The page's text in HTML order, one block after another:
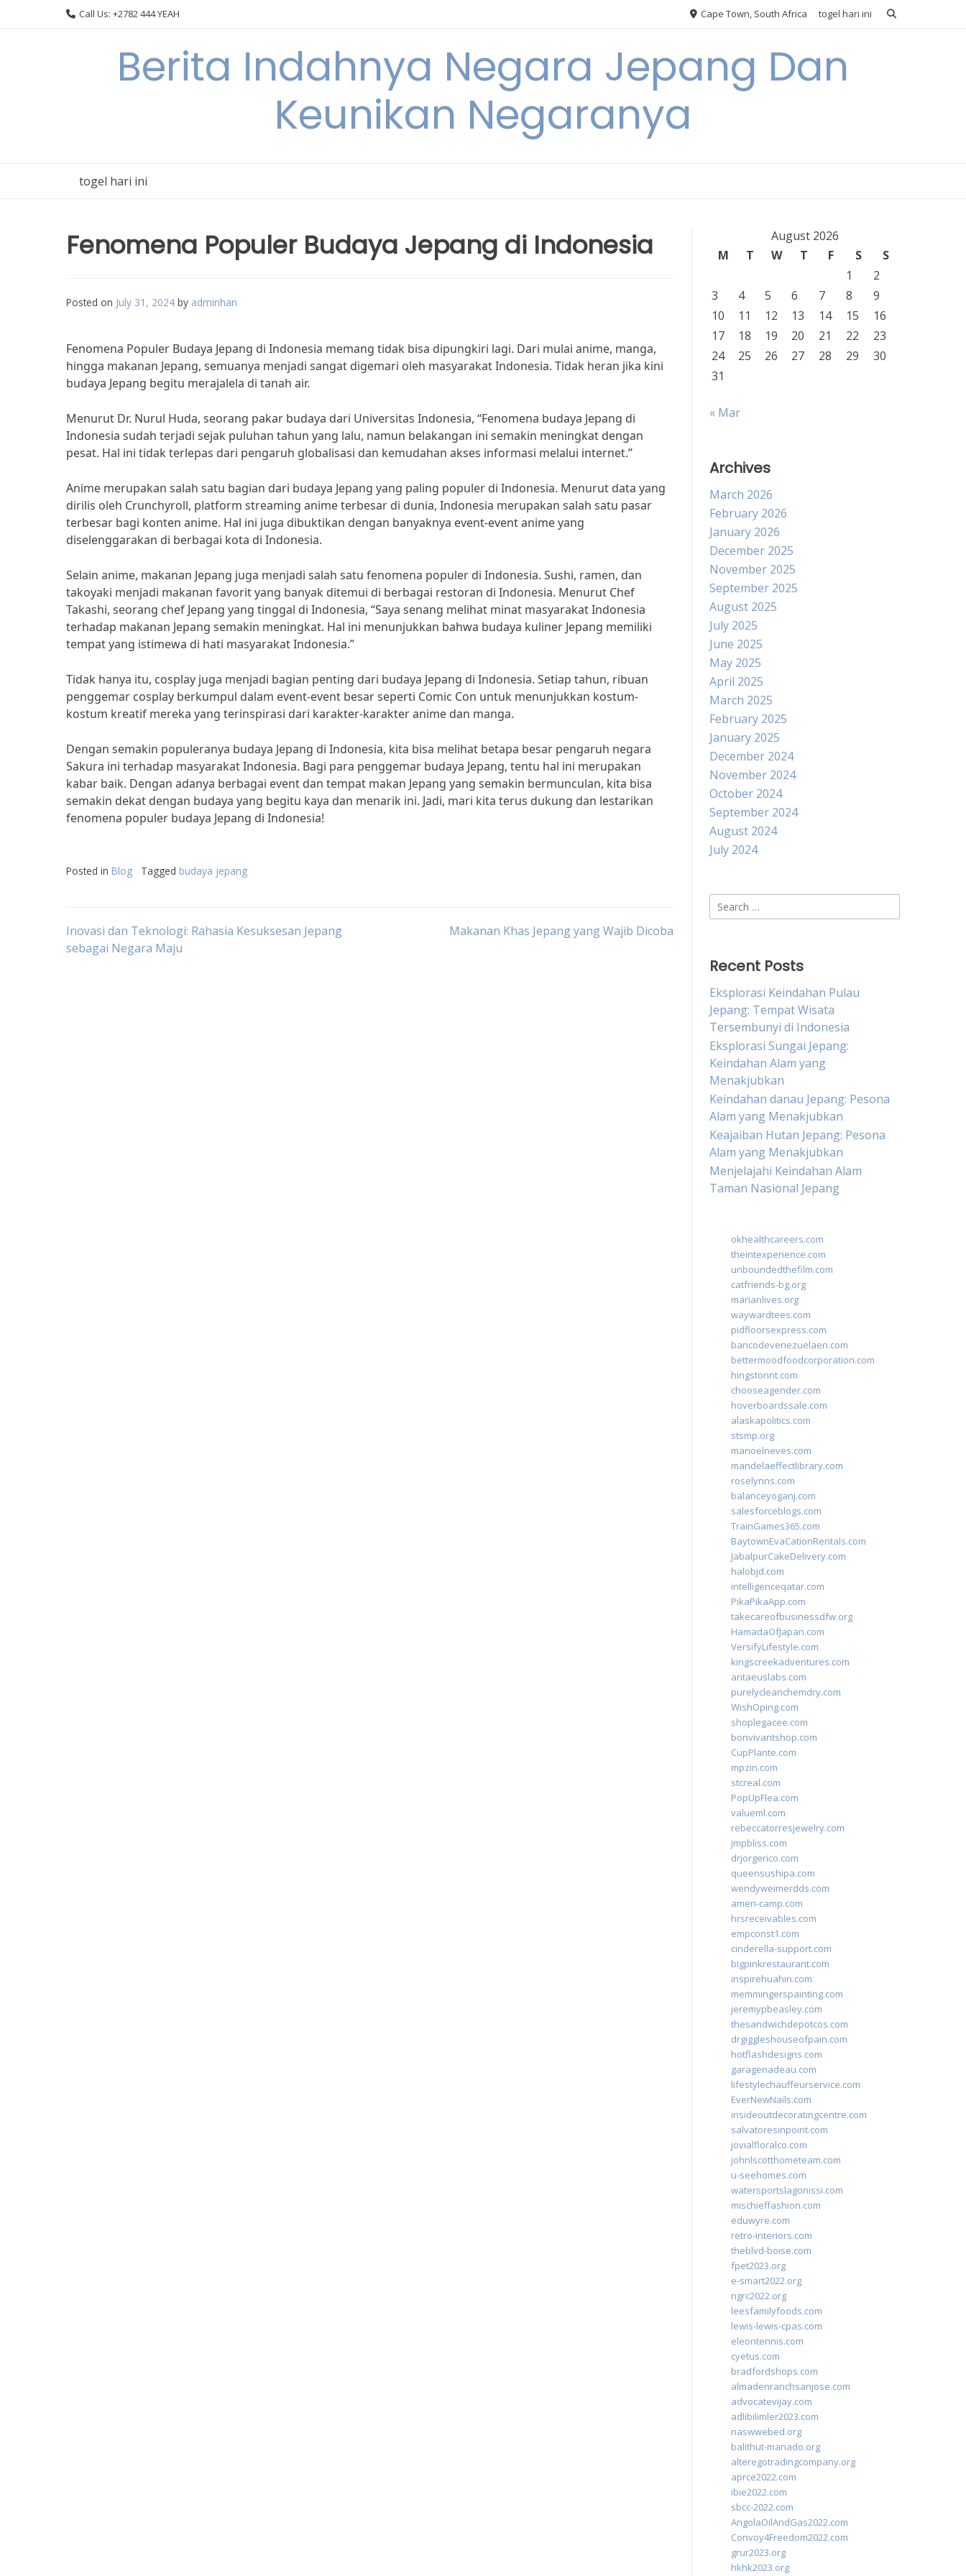
Call Us: +2782 444 YEAH Cape Town, South Africa togel hari ini
Berita Indahnya Negara Jepang Dan
Keunikan Negaranya
togel hari ini
Fenomena Populer Budaya Jepang di Indonesia
Posted on July 31, 2024 by adminhan
Fenomena Populer Budaya Jepang di Indonesia memang tidak bisa dipungkiri lagi. Dari mulai anime, manga,
hingga makanan Jepang, semuanya menjadi sangat digemari oleh masyarakat Indonesia. Tidak heran jika kini
budaya Jepang begitu merajalela di tanah air.
Menurut Dr. Nurul Huda, seorang pakar budaya dari Universitas Indonesia, “Fenomena budaya Jepang di
Indonesia sudah terjadi sejak puluhan tahun yang lalu, namun belakangan ini semakin meningkat dengan
pesat. Hal ini tidak terlepas dari pengaruh globalisasi dan kemudahan akses informasi melalui internet.”
Anime merupakan salah satu bagian dari budaya Jepang yang paling populer di Indonesia. Menurut data yang
dirilis oleh Crunchyroll, platform streaming anime terbesar di dunia, Indonesia merupakan salah satu pasar
terbesar bagi konten anime. Hal ini juga dibuktikan dengan banyaknya event-event anime yang
diselenggarakan di berbagai kota di Indonesia.
Selain anime, makanan Jepang juga menjadi salah satu fenomena populer di Indonesia. Sushi, ramen, dan
takoyaki menjadi makanan favorit yang banyak ditemui di berbagai restoran di Indonesia. Menurut Chef
Takashi, seorang chef Jepang yang tinggal di Indonesia, “Saya senang melihat minat masyarakat Indonesia
terhadap makanan Jepang semakin meningkat. Hal ini menunjukkan bahwa budaya kuliner Jepang memiliki
tempat yang istimewa di hati masyarakat Indonesia.”
Tidak hanya itu, cosplay juga menjadi bagian penting dari budaya Jepang di Indonesia. Setiap tahun, ribuan
penggemar cosplay berkumpul dalam event-event besar seperti Comic Con untuk menunjukkan kostum-
kostum kreatif mereka yang terinspirasi dari karakter-karakter anime dan manga.
Dengan semakin populeranya budaya Jepang di Indonesia, kita bisa melihat betapa besar pengaruh negara
Sakura ini terhadap masyarakat Indonesia. Bagi para penggemar budaya Jepang, tentu hal ini merupakan
kabar baik. Dengan adanya berbagai event dan tempat makan Jepang yang semakin bermunculan, kita bisa
semakin dekat dengan budaya yang begitu kaya dan menarik ini. Jadi, mari kita terus dukung dan lestarikan
fenomena populer budaya Jepang di Indonesia!
Posted in Blog Tagged budaya jepang
Post
Inovasi dan Teknologi: Rahasia Kesuksesan Jepang
sebagai Negara Maju
Makanan Khas Jepang yang Wajib Dicoba
August 2026
M
T W T F S
S
1
2
3
4 5 6 7 8
9
10
11 12 13 14 15
16
17
18 19 20 21 22
23
24
25 26 27 28 29
30
31
« Mar
Archives
March 2026
February 2026
January 2026
December 2025
November 2025
September 2025
August 2025
July 2025
June 2025
May 2025
April 2025
March 2025
February 2025
January 2025
December 2024
November 2024
October 2024
September 2024
August 2024
July 2024
Search
for:
Recent Posts
Eksplorasi Keindahan Pulau
Jepang: Tempat Wisata
Tersembunyi di Indonesia
Eksplorasi Sungai Jepang:
Keindahan Alam yang
Menakjubkan
Keindahan danau Jepang: Pesona
Alam yang Menakjubkan
Keajaiban Hutan Jepang: Pesona
Alam yang Menakjubkan
Menjelajahi Keindahan Alam
Taman Nasional Jepang
okhealthcareers.com
theintexperience.com
unboundedthefilm.com
catfriends-bg.org
marianlives.org
waywardtees.com
pidfloorsexpress.com
bancodevenezuelaen.com
bettermoodfoodcorporation.com
hingstonnt.com
chooseagender.com
hoverboardssale.com
alaskapolitics.com
stsmp.org
manoelneves.com
mandelaeffectlibrary.com
roselynns.com
balanceyoganj.com
salesforceblogs.com
TrainGames365.com
BaytownEvaCationRentals.com
JabalpurCakeDelivery.com
halobjd.com
intelligenceqatar.com
PikaPikaApp.com
takecareofbusinessdfw.org
HamadaOfJapan.com
VersifyLifestyle.com
kingscreekadventures.com
antaeuslabs.com
purelycleanchemdry.com
WishOping.com
shoplegacee.com
bonvivantshop.com
CupPlante.com
mpzin.com
stcreal.com
PopUpFlea.com
valueml.com
rebeccatorresjewelry.com
jmpbliss.com
drjorgerico.com
queensushipa.com
wendyweimerdds.com
ameri-camp.com
hrsreceivables.com
empconst1.com
cinderella-support.com
bigpinkrestaurant.com
inspirehuahin.com
memmingerspainting.com
jeremypbeasley.com
thesandwichdepotcos.com
drgiggleshouseofpain.com
hotflashdesigns.com
garagenadeau.com
lifestylechauffeurservice.com
EverNewNails.com
insideoutdecoratingcentre.com
salvatoresinpoint.com
jovialfloralco.com
johnlscotthometeam.com
u-seehomes.com
watersportslagonissi.com
mischieffashion.com
eduwyre.com
retro-interiors.com
theblvd-boise.com
fpet2023.org
e-smart2022.org
ngrc2022.org
leesfamilyfoods.com
lewis-lewis-cpas.com
eleontennis.com
cyetus.com
bradfordshops.com
almadenranchsanjose.com
advocatevijay.com
adlibilimler2023.com
naswwebed.org
balithut-manado.org
alteregotradingcompany.org
aprce2022.com
ibie2022.com
sbcc-2022.com
AngolaOilAndGas2022.com
Convoy4Freedom2022.com
grur2023.org
hkhk2023.org